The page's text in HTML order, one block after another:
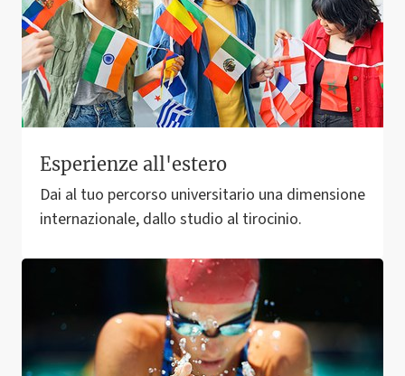
Esperienze all'estero
Dai al tuo percorso universitario una dimensione
internazionale, dallo studio al tirocinio.